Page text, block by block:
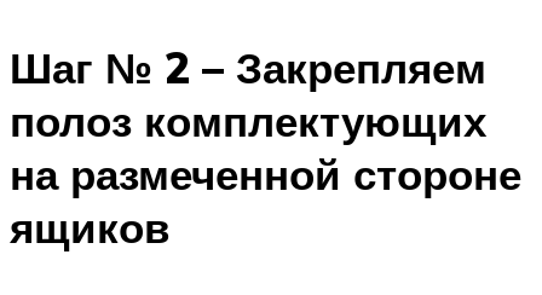
Шаг № 2 – Закрепляем
полоз комплектующих
на размеченной стороне
ящиков